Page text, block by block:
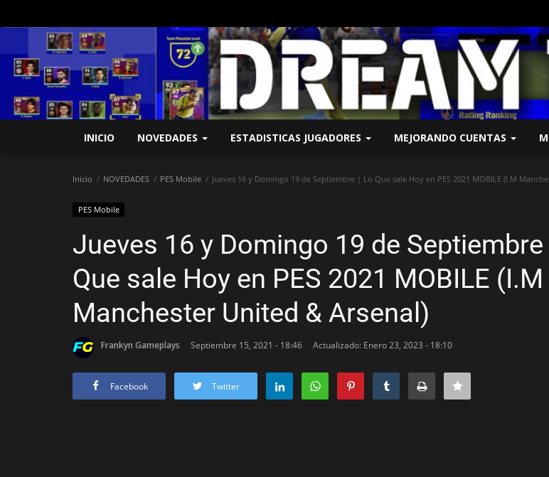
INICIO NOVEDADES ESTADISTICAS JUGADORES MEJORANDO CUENTAS
Inicio NOVEDADES PES Mobile Jueves 16 y Domingo 19 de Septiembre | Lo Que sale Hoy en PES 2021 MOBILE (I.M
PES Mobile
Jueves 16 y Domingo 19 de Septiembre
Que sale Hoy en PES 2021 MOBILE (I.M
Manchester United & Arsenal)
Frankyn Gameplays Septiembre 15, 2021 - 18:46 Actualizado: Enero 23, 2023 - 18:10
Facebook Twitter